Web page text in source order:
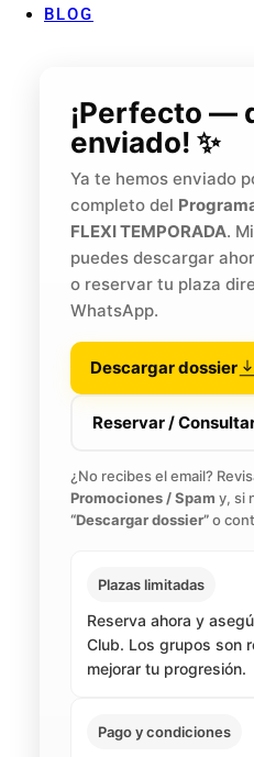
BLOG
¡Perfecto —
enviado! ✨
Ya te hemos enviado
completo del
FLEXI TEMPORADA.
puedes descargar
o reservar tu plaza
WhatsApp.
Descargar dossier
Reservar /
¿No recibes el email?
Promociones / Spam y, si
“Descargar dossier”o
Plazas limitadas
Reserva ahora y
Club. Los grupos son
mejorar tu progresión.
Pago y condiciones